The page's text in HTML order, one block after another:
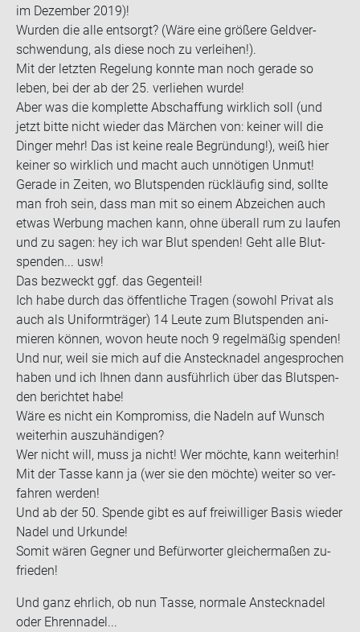
im De­zem­ber 2019)!
Wur­den die alle ent­sorgt? (Wäre eine grö­ße­re Geld­ver­
schwen­dung, als diese noch zu ver­lei­hen!).
Mit der letz­ten Re­ge­lung konn­te man noch ge­ra­de so
leben, bei der ab der 25. ver­lie­hen wurde!
Aber was die kom­plet­te Ab­schaf­fung wirk­lich soll (und
jetzt bitte nicht wie­der das Mär­chen von: kei­ner will die
Din­ger mehr! Das ist keine reale Be­grün­dung!), weiß hier
kei­ner so wirk­lich und macht auch un­nö­ti­gen Unmut!
Ge­ra­de in Zei­ten, wo Blut­spen­den rück­läu­fig sind, soll­te
man froh sein, dass man mit so einem Ab­zei­chen auch
etwas Wer­bung ma­chen kann, ohne über­all rum zu lau­fen
und zu sagen: hey ich war Blut spen­den! Geht alle Blut­
spen­den... usw!
Das be­zweckt ggf. das Ge­gen­teil!
Ich habe durch das öf­fent­li­che Tra­gen (so­wohl Pri­vat als
auch als Uni­form­trä­ger) 14 Leute zum Blut­spen­den ani­
mie­ren kön­nen, wovon heute noch 9 re­gel­mä­ßig spen­den!
Und nur, weil sie mich auf die An­steck­na­del an­ge­spro­chen
haben und ich Ihnen dann aus­führ­lich über das Blut­spen­
den be­rich­tet habe!
Wäre es nicht ein Kom­pro­miss, die Na­deln auf Wunsch
wei­ter­hin aus­zu­hän­di­gen?
Wer nicht will, muss ja nicht! Wer möch­te, kann wei­ter­hin!
Mit der Tasse kann ja (wer sie den möch­te) wei­ter so ver­
fah­ren wer­den!
Und ab der 50. Spen­de gibt es auf frei­wil­li­ger Basis wie­der
Nadel und Ur­kun­de!
Somit wären Geg­ner und Be­für­wor­ter glei­cher­ma­ßen zu­
frie­den!
Und ganz ehr­lich, ob nun Tasse, nor­ma­le An­steck­na­del
oder Eh­ren­na­del...